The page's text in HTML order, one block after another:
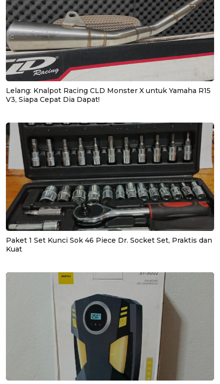
Lelang: Knalpot Racing CLD Monster X untuk Yamaha R15
V3, Siapa Cepat Dia Dapat!
Paket 1 Set Kunci Sok 46 Piece Dr. Socket Set, Praktis dan
Kuat